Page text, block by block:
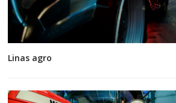
Linas agro